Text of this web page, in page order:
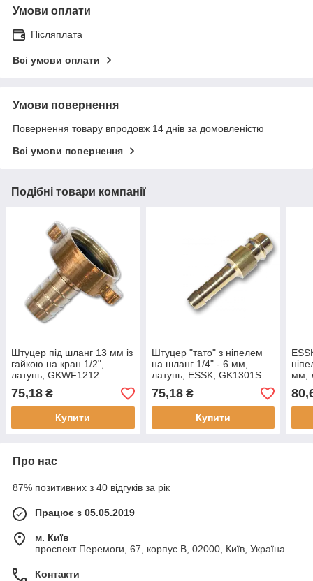
Умови оплати
Післяплата
Всі умови оплати
Умови повернення
Повернення товару впродовж 14 днів за домовленістю
Всі умови повернення
Подібні товари компанії
Штуцер під шланг 13 мм із
гайкою на кран 1/2",
латунь, GKWF1212
75,18 ₴
Купити
Штуцер "тато" з ніпелем
на шланг 1/4" - 6 мм,
латунь, ESSK, GK1301S
75,18₴
Купити
мм,
Про нас
87% позитивних з 40 відгуків за рік
Працює з 05.05.2019
м. Київ
проспект Перемоги, 67, корпус В, 02000, Київ, Україна
Контакти